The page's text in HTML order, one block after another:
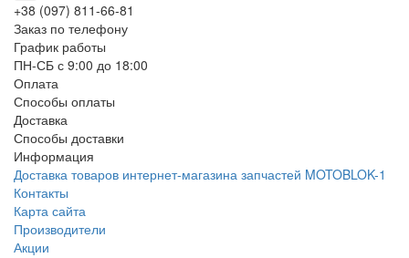
+38 (097) 811-66-81
Заказ по телефону
График работы
ПН-СБ с 9:00 до 18:00
Оплата
Способы оплаты
Доставка
Способы доставки
Информация
Доставка товаров интернет-магазина запчастей MOTOBLOK-1
Контакты
Карта сайта
Производители
Акции